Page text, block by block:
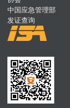
中国应急管理部
发证查询